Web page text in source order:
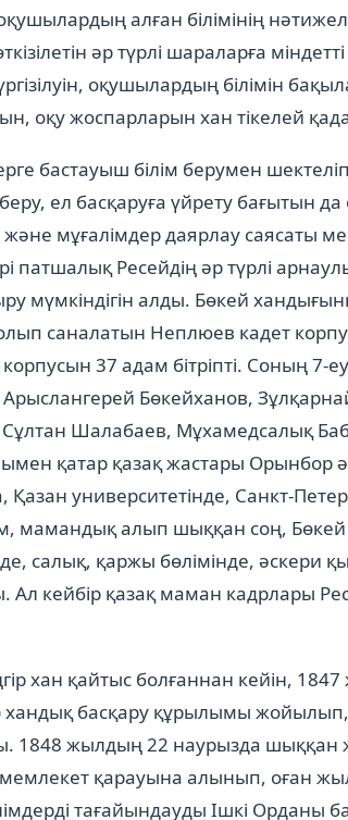
алған білімінің
әр түрлі шараларға
оқушылардың білімін
оқу жоспарларын хан тікелей
бастауыш білім берумен
ел басқаруға үйрету бағытын
мұғалімдер даярлау саясаты
патшалық Ресейдің әр түрлі
мүмкіндігін алды. Бөкей
саналатын Неплюев кадет
37 адам бітріпті. Соның 7-
Бөкейханов,
Шалабаев, Мұхамедсалық
қатар қазақ жастары Орынбор
университетінде, Санкт-
мамандық алып шыққан соң, Бөкей
салық, қаржы бөлімінде,
Ал кейбір қазақ маман кадрлары
хан қайтыс болғаннан кейін,
хандық басқару құрылымы
1848 жылдың 22 наурызда шыққан
мемлекет қарауына алынып, оған
тағайындауды Ішкі Орданы